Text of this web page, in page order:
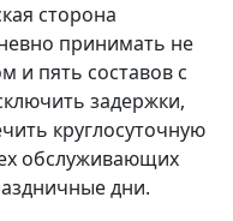
сторона
принимать не
и пять составов с
задержки,
круглосуточную
обслуживающих
дни.